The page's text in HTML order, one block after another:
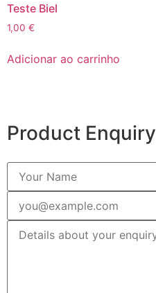
Teste Biel
1,00 €
Adicionar ao carrinho
Product Enquiry